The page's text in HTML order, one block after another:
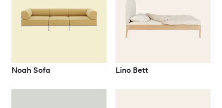
Noah Sofa Lino Bett